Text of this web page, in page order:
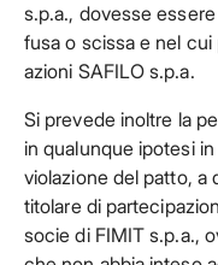
s.p.a., dovesse
fusa o scissa e nel
azioni SAFILO s.p.a.
Si prevede inoltre la
in qualunque ipotesi
violazione del patto, a
titolare di
socie di FIMIT s.p.a.,